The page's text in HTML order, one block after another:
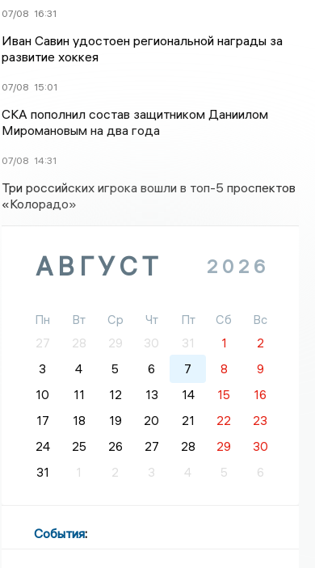
07/08 16:31
Иван Савин удостоен региональной награды за
развитие хоккея
07/08 15:01
СКА пополнил состав защитником Даниилом
Миромановым на два года
07/08 14:31
Три российских игрока вошли в топ-5 проспектов
«Колорадо»
АВГУСТ 2026
Пн Вт Ср Чт Пт Сб
Вс
27
28 29 30 31 1
2
3
4 5 6 7 8
9
10
11 12 13 14 15
16
17
18 19 20 21 22
23
24
25 26 27 28 29
30
31
1 2 3 4 5 6
События: